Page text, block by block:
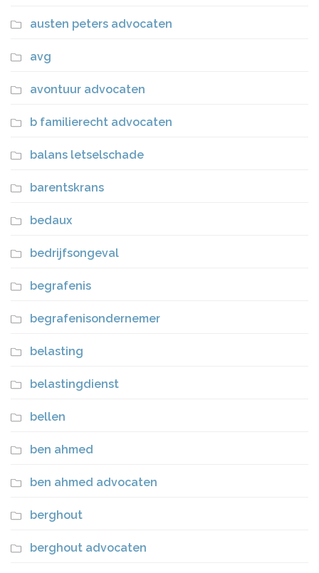
austen peters advocaten
avg
avontuur advocaten
b familierecht advocaten
balans letselschade
barentskrans
bedaux
bedrijfsongeval
begrafenis
begrafenisondernemer
belasting
belastingdienst
bellen
ben ahmed
ben ahmed advocaten
berghout
berghout advocaten